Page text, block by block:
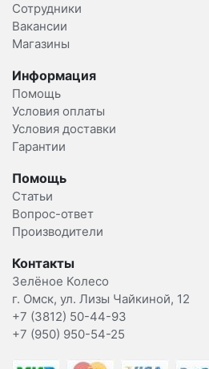
Сотрудники
Вакансии
Магазины
Информация
Помощь
Условия оплаты
Условия доставки
Гарантии
Помощь
Статьи
Вопрос-ответ
Производители
Контакты
Зелёное Колесо
г. Омск, ул. Лизы Чайкиной, 12
+7 (3812) 50-44-93
+7 (950) 950-54-25